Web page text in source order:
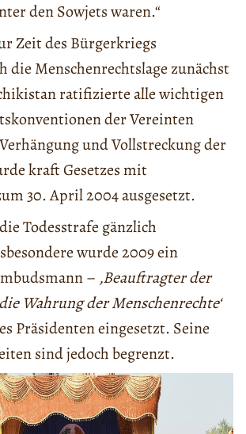
den Sowjets waren.“
Zeit des Bürgerkriegs
die Menschenrechtslage zunächst
ratifizierte alle wichtigen
der Vereinten
und Vollstreckung der
kraft Gesetzes mit
30. April 2004 ausgesetzt.
Todesstrafe gänzlich
wurde 2009 ein
– ‚Beauftragter der
Wahrung der Menschenrechte‘
Präsidenten eingesetzt. Seine
sind jedoch begrenzt.